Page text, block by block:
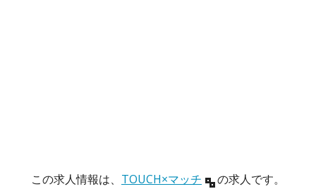
この求人情報は、 TOUCH×マッチ の求人です。